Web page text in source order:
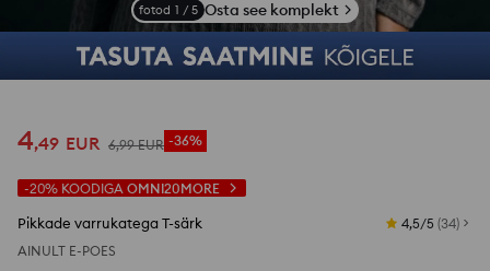
fotod 1 / 5 Osta see komplekt
4,49 EUR 6,99 EUR -36%
-20% KOODIGA OMNI20MORE
Pikkade varrukatega T-särk 4,5/5 (34)
AINULT E-POES